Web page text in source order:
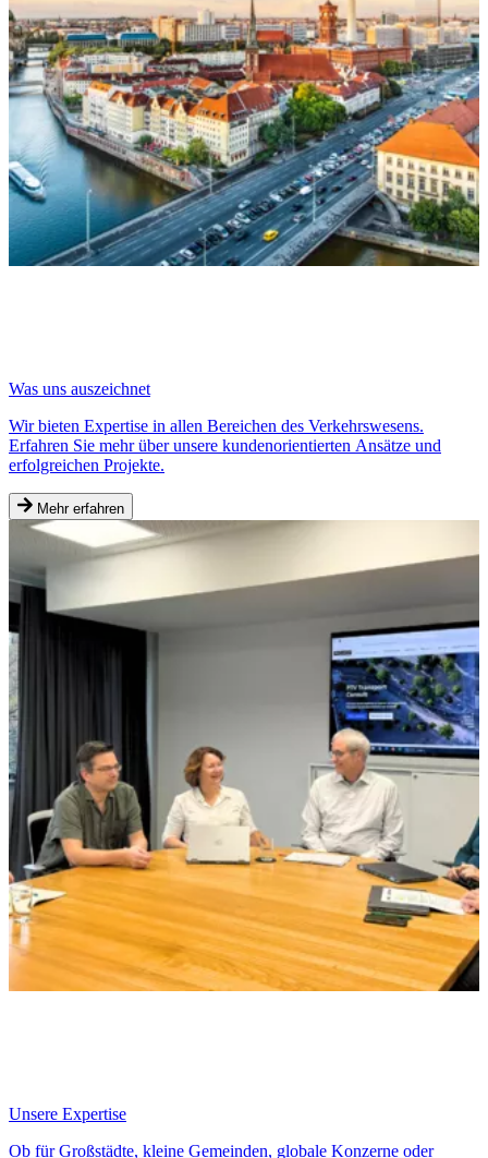
Was uns auszeichnet
Wir bieten Expertise in allen Bereichen des Verkehrswesens.
Erfahren Sie mehr über unsere kundenorientierten Ansätze und
erfolgreichen Projekte.
Mehr erfahren
Unsere Expertise
Ob für Großstädte, kleine Gemeinden, globale Konzerne oder